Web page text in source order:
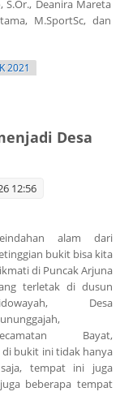
S.Or., Deanira Mareta
M.SportSc, dan
2021
Desa
12:56
alam dari
bukit bisa kita
di Puncak Arjuna
terletak di dusun
Desa
Bayat,
di bukit ini tidak hanya
tempat ini juga
beberapa tempat